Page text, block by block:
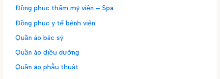
Đồng phục thẩm mỹ viện – Spa
Đồng phục y tế bệnh viện
Quần áo bác sỹ
Quần áo điều dưỡng
Quần áo phẫu thuật